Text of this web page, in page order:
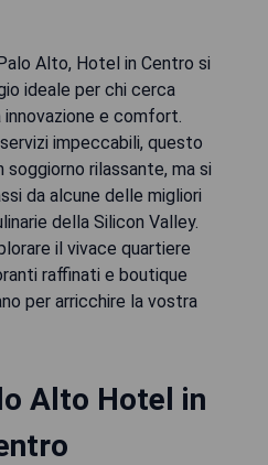
Alto, Hotel in Centro si
ideale per chi cerca
innovazione e comfort.
impeccabili, questo
rilassante, ma si
da alcune delle migliori
della Silicon Valley.
il vivace quartiere
raffinati e boutique
per arricchire la vostra
Alto Hotel in